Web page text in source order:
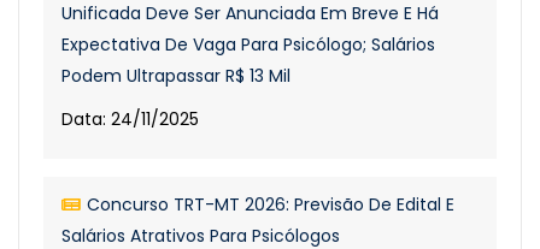
Unificada Deve Ser Anunciada Em Breve E Há
Expectativa De Vaga Para Psicólogo; Salários
Podem Ultrapassar R$ 13 Mil
Data: 24/11/2025
Concurso TRT-MT 2026: Previsão De Edital E
Salários Atrativos Para Psicólogos